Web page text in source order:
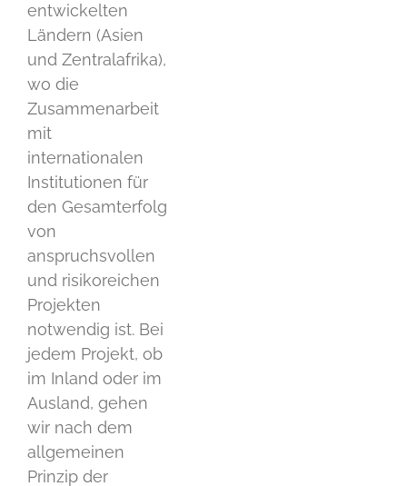
entwickelten
Ländern (Asien
und Zentralafrika),
wo die
Zusammenarbeit
mit
internationalen
Institutionen für
den Gesamterfolg
von
anspruchsvollen
und risikoreichen
Projekten
notwendig ist. Bei
jedem Projekt, ob
im Inland oder im
Ausland, gehen
wir nach dem
allgemeinen
Prinzip der